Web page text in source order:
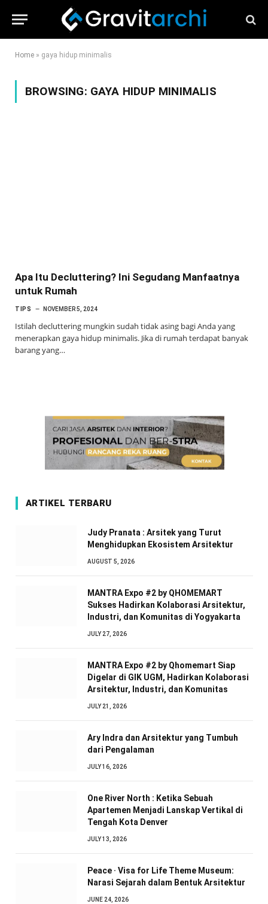
Home » gaya hidup minimalis
BROWSING: GAYA HIDUP MINIMALIS
Apa Itu Decluttering? Ini Segudang Manfaatnya
untuk Rumah
TIPS NOVEMBER 5, 2024
Istilah decluttering mungkin sudah tidak asing bagi Anda yang
menerapkan gaya hidup minimalis. Jika di rumah terdapat banyak
barang yang…
ARTIKEL TERBARU
Judy Pranata : Arsitek yang Turut
Menghidupkan Ekosistem Arsitektur
AUGUST 5, 2026
MANTRA Expo #2 by QHOMEMART
Sukses Hadirkan Kolaborasi Arsitektur,
Industri, dan Komunitas di Yogyakarta
JULY 27, 2026
MANTRA Expo #2 by Qhomemart Siap
Digelar di GIK UGM, Hadirkan Kolaborasi
Arsitektur, Industri, dan Komunitas
JULY 21, 2026
Ary Indra dan Arsitektur yang Tumbuh
dari Pengalaman
JULY 16, 2026
One River North : Ketika Sebuah
Apartemen Menjadi Lanskap Vertikal di
Tengah Kota Denver
JULY 13, 2026
Peace · Visa for Life Theme Museum:
Narasi Sejarah dalam Bentuk Arsitektur
JUNE 24, 2026